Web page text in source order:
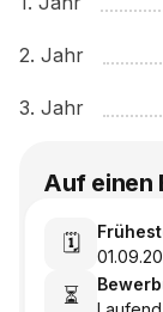
2. Jahr
3. Jahr
Auf einen
🗓️
⏳